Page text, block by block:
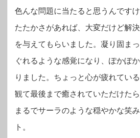
色んな問題に当たると思うんです
たたかさがあれば、大変だけど解
を与えてもらいました。凝り固ま
ぐれるような感覚になり、ぽかぽ
りました。ちょっと心が疲れてい
観て最後まで癒されていただけたら
まるでサーラのような穏やかな笑
ト。